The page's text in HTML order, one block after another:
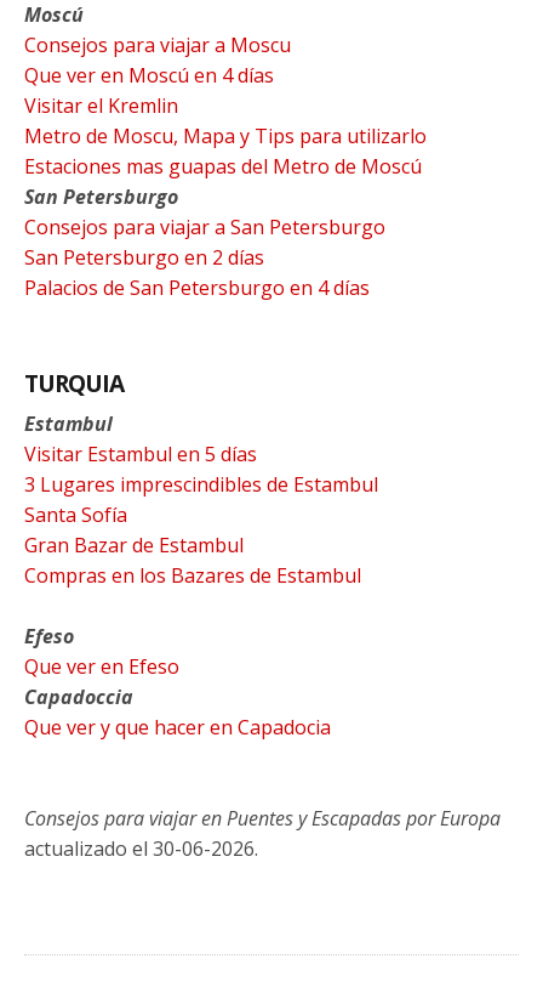
Moscú
Consejos para viajar a Moscu
Que ver en Moscú en 4 días
Visitar el Kremlin
Metro de Moscu, Mapa y Tips para utilizarlo
Estaciones mas guapas del Metro de Moscú
San Petersburgo
Consejos para viajar a San Petersburgo
San Petersburgo en 2 días
Palacios de San Petersburgo en 4 días
TURQUIA
Estambul
Visitar Estambul en 5 días
3 Lugares imprescindibles de Estambul
Santa Sofía
Gran Bazar de Estambul
Compras en los Bazares de Estambul
Efeso
Que ver en Efeso
Capadoccia
Que ver y que hacer en Capadocia
Consejos para viajar en Puentes y Escapadas por Europa
actualizado el 30-06-2026.